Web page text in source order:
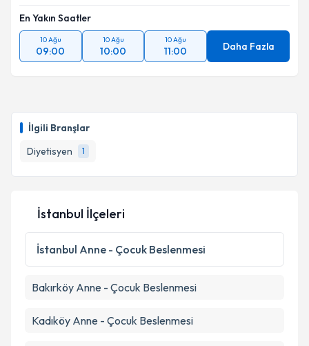
İlgili Branşlar
Diyetisyen
1
En Yakın Saatler
10 Ağu
09:00
10 Ağu
10:00
10 Ağu
11:00 Daha Fazla
İstanbul İlçeleri
İstanbul Anne - Çocuk Beslenmesi
Bakırköy Anne - Çocuk Beslenmesi
Kadıköy Anne - Çocuk Beslenmesi